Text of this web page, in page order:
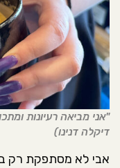
"אני מביאה רעיונות
דיקלה דנינו)
אבי לא מסתפקת רק